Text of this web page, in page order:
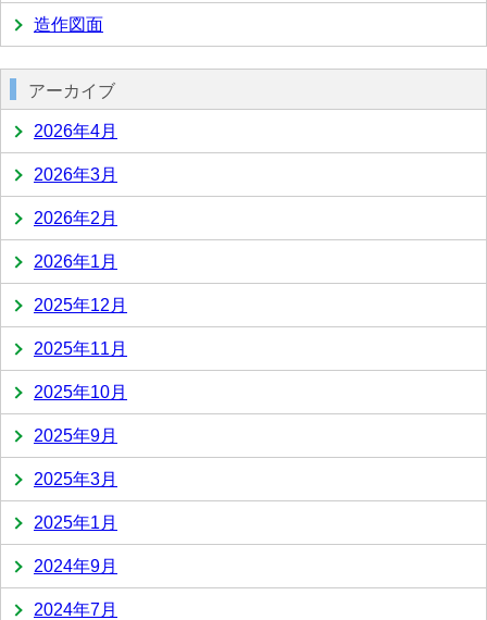
造作図面
アーカイブ
2026年4月
2026年3月
2026年2月
2026年1月
2025年12月
2025年11月
2025年10月
2025年9月
2025年3月
2025年1月
2024年9月
2024年7月